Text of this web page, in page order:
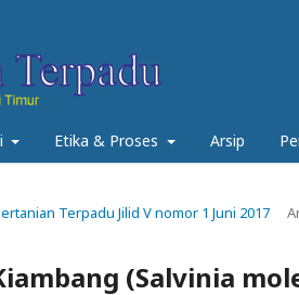
Etika & Proses Arsip
Terpadu Jilid V nomor 1 Juni 2017
(Salvinia